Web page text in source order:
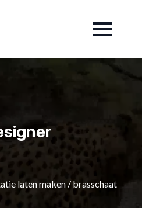
laten maken / brasschaat